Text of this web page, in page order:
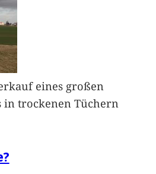
eines großen
in trockenen Tüchern